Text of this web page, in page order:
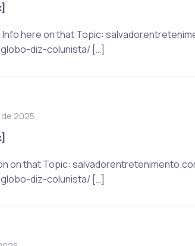
Info here on that Topic:
diz-colunista/ […]
2025
on that Topic:
diz-colunista/ […]